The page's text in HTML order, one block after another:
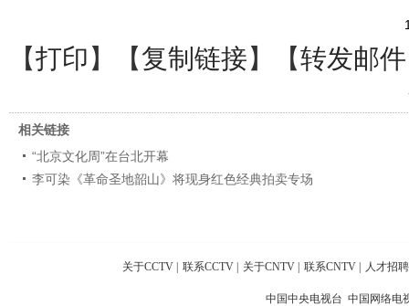
【打印】【复制链接】【转发邮件
相关链接
“北京文化周”在台北开幕
李可染《革命圣地韶山》将现身红色经典拍卖专场
关于CCTV | 联系CCTV | 关于CNTV | 联系CNTV | 人才招聘
中国中央电视台 中国网络电